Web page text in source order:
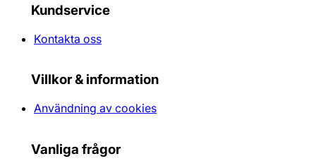
Kundservice
Kontakta oss
Villkor & information
Användning av cookies
Vanliga frågor